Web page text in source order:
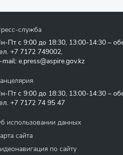
служба
Пт с 9:00 до 18:30, 13:00-14:30 –
+7 7172 749002,
mail: e.press@aspire.gov.kz
Пт с 9:00 до 18:30, 13:00-14:30 –
+7 7172 74 95 47
использовании данных
сайта
по сайту